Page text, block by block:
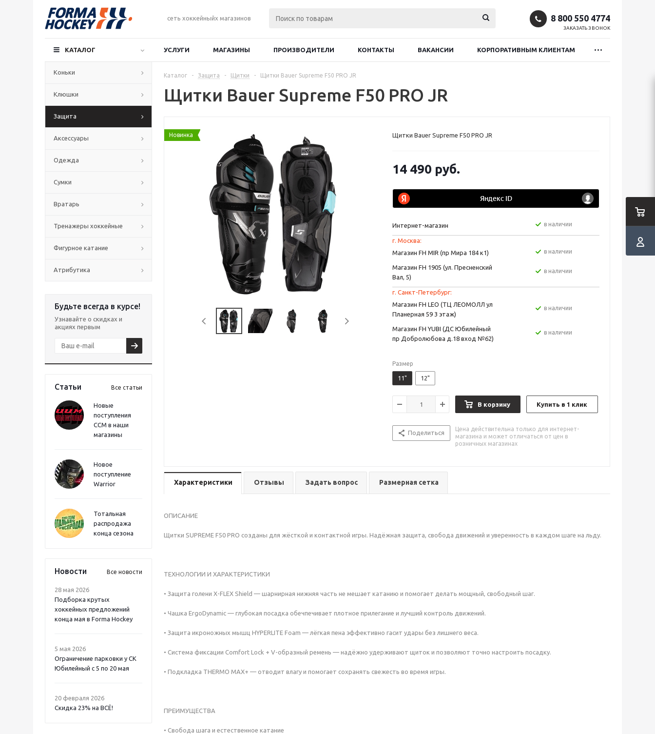
сеть хоккейныйх магазинов 8 800 550 4774
ЗАКАЗАТЬ ЗВОНОК
КАТАЛОГ УСЛУГИ МАГАЗИНЫ ПРОИЗВОДИТЕЛИ КОНТАКТЫ ВАКАНСИИ КОРПОРАТИВНЫМ КЛИЕНТАМ
Коньки
Клюшки
Защита
Аксессуары
Одежда
Сумки
Вратарь
Тренажеры хоккейные
Фигурное катание
Атрибутика
Будьте всегда в курсе!
Узнавайте о скидках и
акциях первым
Статьи Все статьи
Новые
поступления
CCM в наши
магазины
Новое
поступление
Warrior
Тотальная
распродажа
конца сезона
Новости Все новости
28 мая 2026
Подборка крутых
хоккейных предложений
конца мая в Forma Hockey
5 мая 2026
Ограничение парковки у СК
Юбилейный с 5 по 20 мая
20 февраля 2026
Скидка 23% на ВСË!
Каталог - Защита - Щитки - Щитки Bauer Supreme F50 PRO JR
Щитки Bauer Supreme F50 PRO JR
Новинка Щитки Bauer Supreme F50 PRO JR
14 490 руб.
Интернет-магазин в наличии
г. Москва:
Магазин FH MIR (пр Мира 184 к1)
в наличии
Магазин FH 1905 (ул. Пресненский
Вал, 5)
в наличии
г. Санкт-Петербург:
Магазин FH LEO (ТЦ ЛЕОМОЛЛ ул
Планерная 59 3 этаж)
в наличии
Магазин FH YUBI (ДС Юбилейный
пр Добролюбова д.18 вход №62)
в наличии
Размер
11" 12"
В корзину Купить в 1 клик
Поделиться
Цена действительна только для интернет-
магазина и может отличаться от цен в
розничных магазинах
Характеристики Отзывы Задать вопрос Размерная сетка
ОПИСАНИЕ
Щитки SUPREME F50 PRO созданы для жёсткой и контактной игры. Надёжная защита, свобода движений и уверенность в каждом шаге на льду.
ТЕХНОЛОГИИ И ХАРАКТЕРИСТИКИ
• Защита голени X-FLEX Shield — шарнирная нижняя часть не мешает катанию и помогает делать мощный, свободный шаг.
• Чашка ErgoDynamic — глубокая посадка обечпечивает плотное прилегание и лучший контроль движений.
• Защита икроножных мышц HYPERLITE Foam — лёгкая пена эффективно гасит удары без лишнего веса.
• Система фиксации Comfort Lock + V-образный ремень — надёжно удерживают щиток и позволяют точно настроить посадку.
• Подкладка THERMO MAX+ — отводит влагу и помогает сохранять свежесть во время игры.
ПРЕИМУЩЕСТВА
• Свобода шага и естественное катание